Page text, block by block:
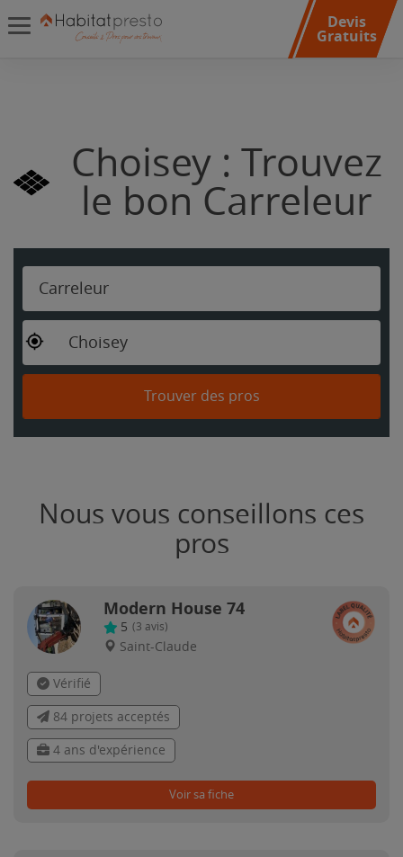
Devis
Gratuits
Choisey : Trouvez
le bon Carreleur
Carreleur
Choisey
Trouver des pros
Nous vous conseillons ces
pros
Modern House 74
5 (3 avis)
Saint-Claude
Vérifié
84 projets acceptés
4 ans d'expérience
Voir sa fiche